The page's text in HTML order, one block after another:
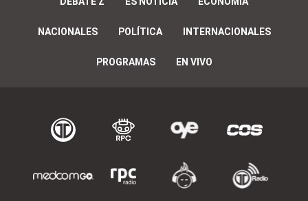
NACIONALES POLÍTICA INTERNACIONALES
PROGRAMAS EN VIVO